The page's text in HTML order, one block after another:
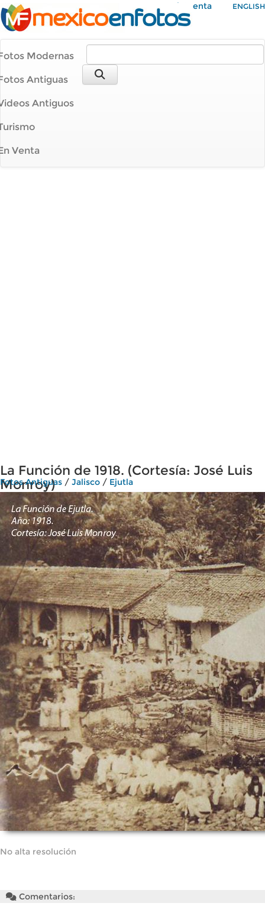
Mi Cuenta ENGLISH
Modernas
Antiguas
Antiguos
Venta
La Función de 1918. (Cortesía: José Luis
Monroy)
Fotos Antiguas / Jalisco / Ejutla
No alta resolución
Comentarios: